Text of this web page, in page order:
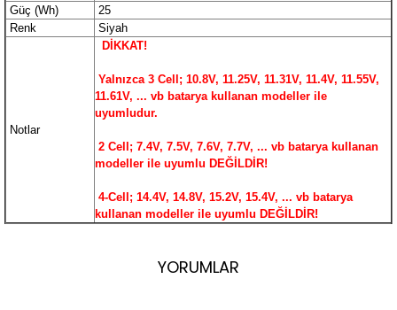
Güç (Wh)
25
Renk
Siyah
Notlar
DİKKAT!
Yalnızca 3 Cell; 10.8V, 11.25V, 11.31V, 11.4V, 11.55V,
11.61V, ... vb batarya kullanan modeller ile
uyumludur.
2 Cell; 7.4V, 7.5V, 7.6V, 7.7V, ... vb batarya kullanan
modeller ile uyumlu DEĞİLDİR!
4-Cell; 14.4V, 14.8V, 15.2V, 15.4V, ... vb batarya
kullanan modeller ile uyumlu DEĞİLDİR!
YORUMLAR